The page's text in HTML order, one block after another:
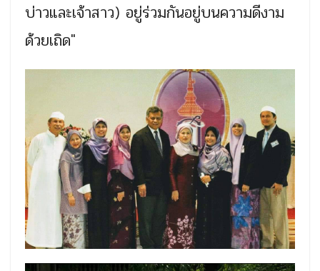
บ่าวและเจ้าสาว) อยู่ร่วมกันอยู่บนความดีงาม
ด้วยเถิด"